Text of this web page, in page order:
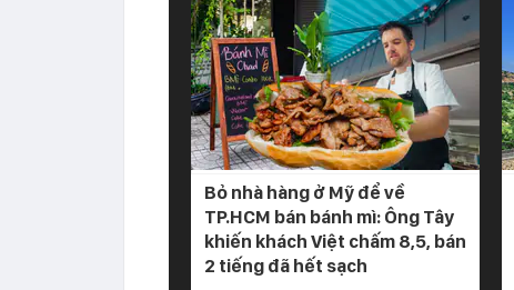
Bỏ nhà hàng ở Mỹ để về
TP.HCM bán bánh mì: Ông Tây
khiến khách Việt chấm 8,5, bán
2 tiếng đã hết sạch